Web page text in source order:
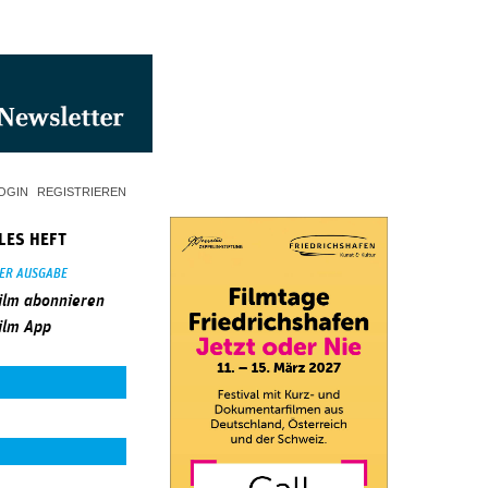
REGISTRIEREN
HEFT
AUSGABE
abonnieren
App